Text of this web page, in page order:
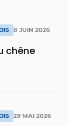
8 JUIN 2026
chêne
29 MAI 2026